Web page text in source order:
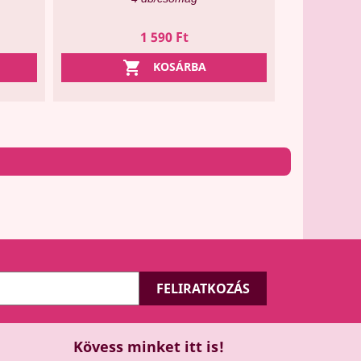
Ár
1 590 Ft
 KOSÁRBA
Kövess minket itt is!